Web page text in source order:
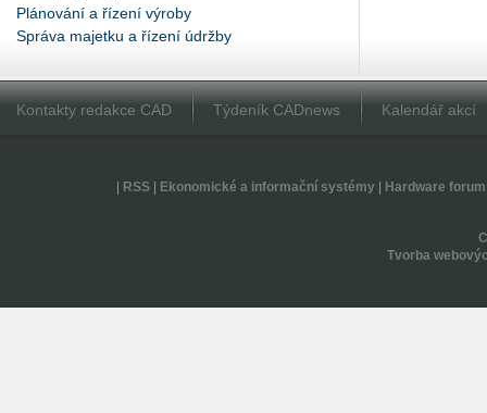
Plánování a řízení výroby
Správa majetku a řízení údržby
Kontakty redakce CAD Týdeník CADnews Kalendář akcí
RSS| Ekonomické a informační systémy| Hardware forum
Tvorba